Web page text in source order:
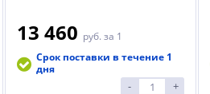
13 460 руб. за 1
Срок поставки в течение 1
дня
- +